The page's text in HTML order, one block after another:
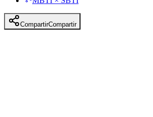
CompartirCompartir